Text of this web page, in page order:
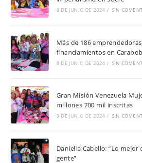
8 DE JUNIO DE 2024 / SIN
Más de 186
financiamientos en
8 DE JUNIO DE 2024 / SIN
Gran Misión Venezuela
millones 700 mil inscritas
8 DE JUNIO DE 2024 / SIN
Daniella Cabello: “Lo mejor
gente”